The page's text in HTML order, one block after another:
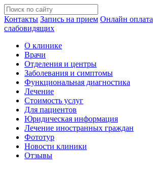
Контакты Запись на прием Онлайн оплата
слабовидящих
О клинике
Врачи
Отделения и центры
Заболевания и симптомы
Функциональная диагностика
Лечение
Стоимость услуг
Для пациентов
Юридическая информация
Лечение иностранных граждан
Фототур
Новости клиники
Отзывы